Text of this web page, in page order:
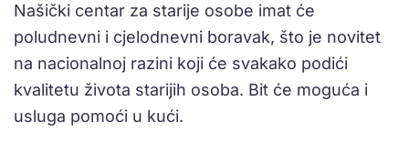
Našički centar za starije osobe imat će
poludnevni i cjelodnevni boravak, što je novitet
na nacionalnoj razini koji će svakako podići
kvalitetu života starijih osoba. Bit će moguća i
usluga pomoći u kući.